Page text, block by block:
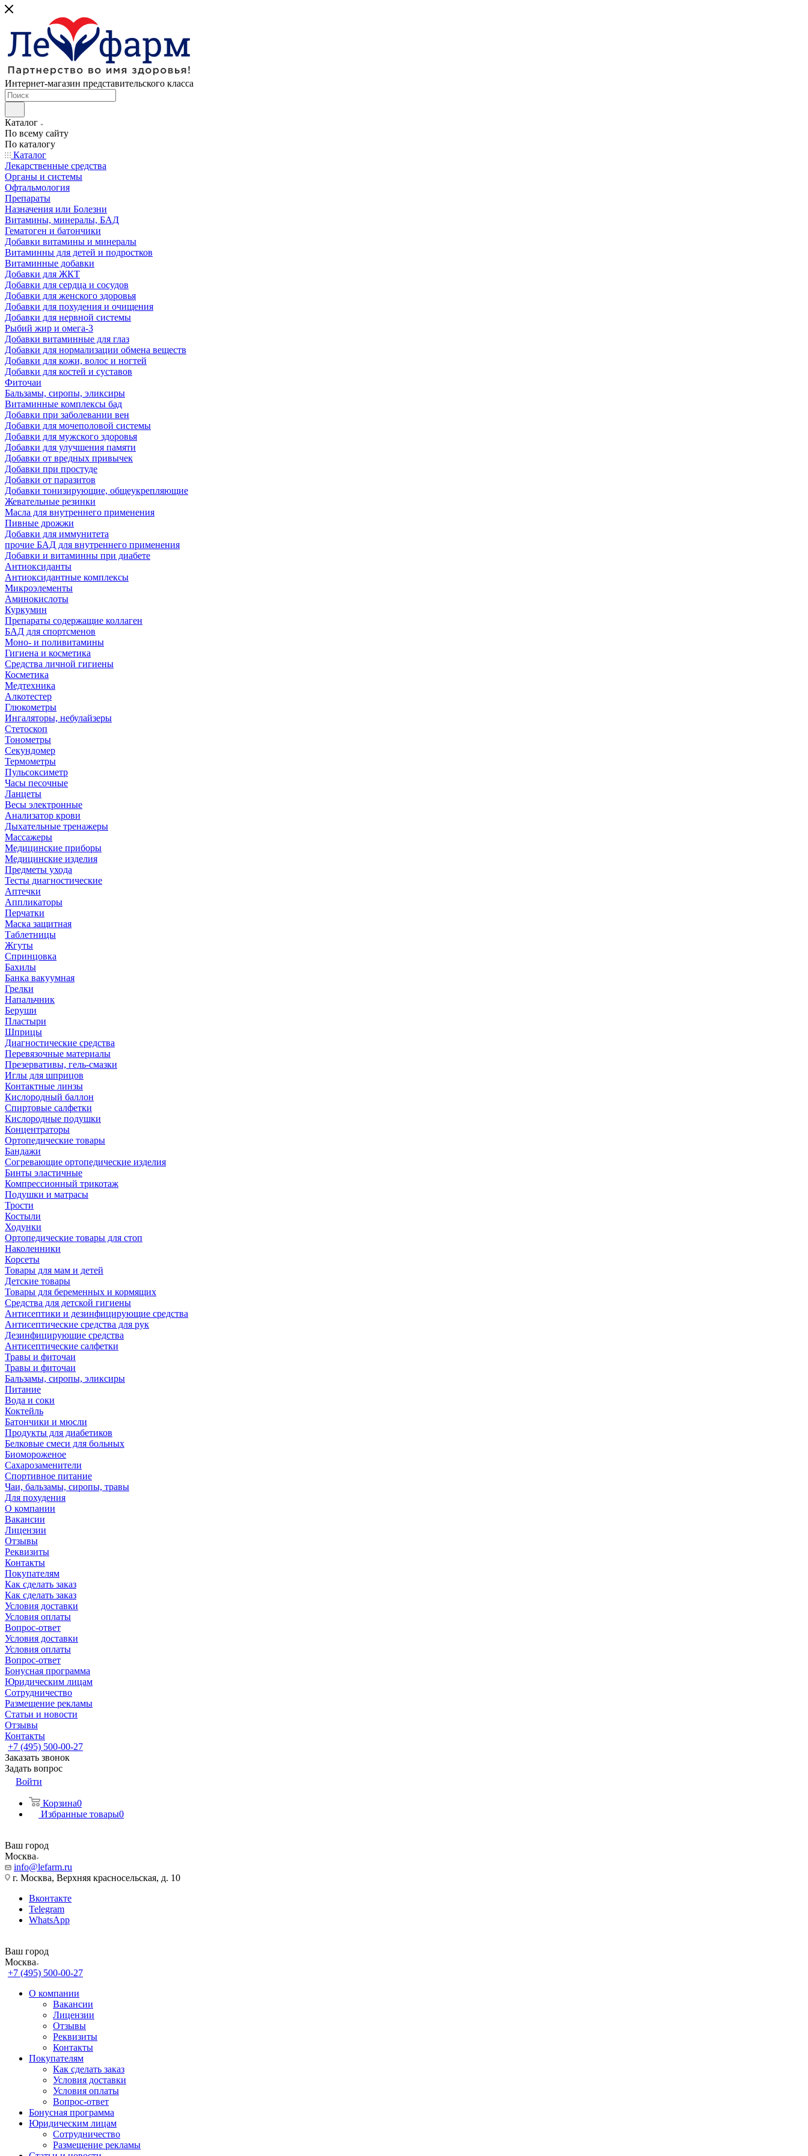
Интернет-магазин представительского класса
Каталог
По всему сайту
По каталогу
Каталог
Лекарственные средства
Органы и системы
Офтальмология
Препараты
Назначения или Болезни
Витамины, минералы, БАД
Гематоген и батончики
Добавки витамины и минералы
Витаминны для детей и подростков
Витаминные добавки
Добавки для ЖКТ
Добавки для сердца и сосудов
Добавки для женского здоровья
Добавки для похудения и очищения
Добавки для нервной системы
Рыбий жир и омега-3
Добавки витаминные для глаз
Добавки для нормализации обмена веществ
Добавки для кожи, волос и ногтей
Добавки для костей и суставов
Фиточаи
Бальзамы, сиропы, эликсиры
Витаминные комплексы бад
Добавки при заболевании вен
Добавки для мочеполовой системы
Добавки для мужского здоровья
Добавки для улучшения памяти
Добавки от вредных привычек
Добавки при простуде
Добавки от паразитов
Добавки тонизирующие, общеукрепляющие
Жевательные резинки
Масла для внутреннего применения
Пивные дрожжи
Добавки для иммунитета
прочие БАД для внутреннего применения
Добавки и витаминны при диабете
Антиоксиданты
Антиоксидантные комплексы
Микроэлементы
Аминокислоты
Куркумин
Препараты содержащие коллаген
БАД для спортсменов
Моно- и поливитамины
Гигиена и косметика
Средства личной гигиены
Косметика
Медтехника
Алкотестер
Глюкометры
Ингаляторы, небулайзеры
Стетоскоп
Тонометры
Секундомер
Термометры
Пульсоксиметр
Часы песочные
Ланцеты
Весы электронные
Анализатор крови
Дыхательные тренажеры
Массажеры
Медицинские приборы
Медицинские изделия
Предметы ухода
Тесты диагностические
Аптечки
Аппликаторы
Перчатки
Маска защитная
Таблетницы
Жгуты
Спринцовка
Бахилы
Банка вакуумная
Грелки
Напальчник
Беруши
Пластыри
Шприцы
Диагностические средства
Перевязочные материалы
Презервативы, гель-смазки
Иглы для шприцов
Контактные линзы
Кислородный баллон
Спиртовые салфетки
Кислородные подушки
Концентраторы
Ортопедические товары
Бандажи
Согревающие ортопедические изделия
Бинты эластичные
Компрессионный трикотаж
Подушки и матрасы
Трости
Костыли
Ходунки
Ортопедические товары для стоп
Наколенники
Корсеты
Товары для мам и детей
Детские товары
Товары для беременных и кормящих
Средства для детской гигиены
Антисептики и дезинфицирующие средства
Антисептические средства для рук
Дезинфицирующие средства
Антисептические салфетки
Травы и фиточаи
Травы и фиточаи
Бальзамы, сиропы, эликсиры
Питание
Вода и соки
Коктейль
Батончики и мюсли
Продукты для диабетиков
Белковые смеси для больных
Биомороженое
Сахарозаменители
Спортивное питание
Чаи, бальзамы, сиропы, травы
Для похудения
О компании
Вакансии
Лицензии
Отзывы
Реквизиты
Контакты
Покупателям
Как сделать заказ
Как сделать заказ
Условия доставки
Условия оплаты
Вопрос-ответ
Условия доставки
Условия оплаты
Вопрос-ответ
Бонусная программа
Юридическим лицам
Сотрудничество
Размещение рекламы
Статьи и новости
Отзывы
Контакты
+7 (495) 500-00-27
Заказать звонок
Задать вопрос
Войти
Корзина0
Избранные товары0
Ваш город
Москва
info@lefarm.ru
г. Москва, Верхняя красносельская, д. 10
Вконтакте
Telegram
WhatsApp
Ваш город
Москва
+7 (495) 500-00-27
О компании
Вакансии
Лицензии
Отзывы
Реквизиты
Контакты
Покупателям
Как сделать заказ
Условия доставки
Условия оплаты
Вопрос-ответ
Бонусная программа
Юридическим лицам
Сотрудничество
Размещение рекламы